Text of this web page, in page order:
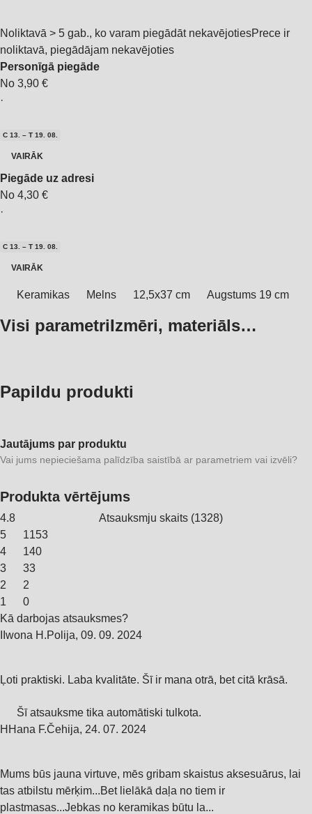
Noliktavā > 5 gab., ko varam piegādāt nekavējotiesPrece ir
noliktavā, piegādājam nekavējoties
Personīgā piegāde
No 3,90 €
·
C 13. – T 19. 08.
VAIRĀK
Piegāde uz adresi
No 4,30 €
·
C 13. – T 19. 08.
VAIRĀK
Keramikas Melns 12,5x37 cm Augstums 19 cm
Visi parametriIzmēri, materiāls…
Papildu produkti
Jautājums par produktu
Vai jums nepieciešama palīdzība saistībā ar parametriem vai izvēli?
Produkta vērtējums
4.8 Atsauksmju skaits (1328)
5
1153
4
140
3
33
2
2
1
0
Kā darbojas atsauksmes?
Iwona H.Polija, 09. 09. 2024
Ļoti praktiski. Laba kvalitāte. Šī ir mana otrā, bet citā krāsā.
Šī atsauksme tika automātiski tulkota.
H Hana F.Čehija, 24. 07. 2024
Mums būs jauna virtuve, mēs gribam skaistus aksesuārus, lai
tas atbilstu mērķim...Bet lielākā daļa no tiem ir
plastmasas...Jebkas no keramikas būtu la...